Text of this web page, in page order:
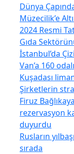
Dünya
Müzecilik’e
2024 Resmi
Gıda
İstanbul’da
Van’a 160
Kuşadası
Şirketlerin
Firuz
rezervasyon
duyurdu
Rusların
sırada